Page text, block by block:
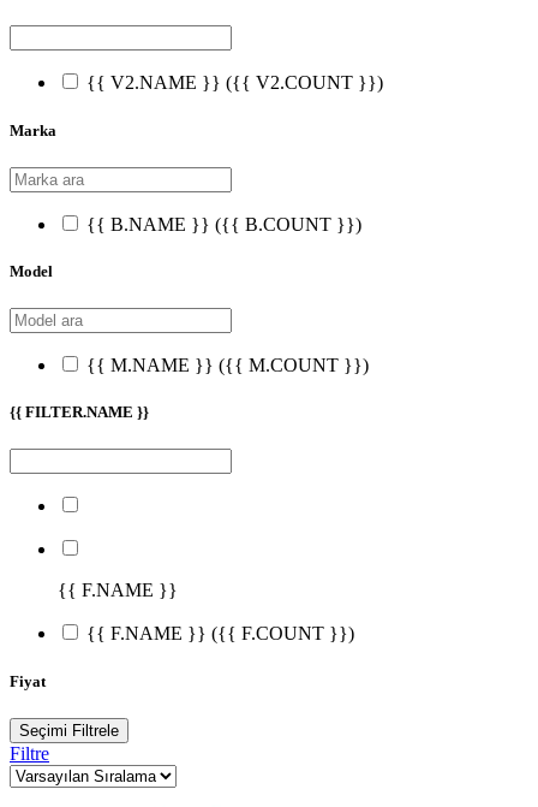
{{ V2.NAME }} ({{ V2.COUNT }})
Marka
{{ B.NAME }} ({{ B.COUNT }})
Model
{{ M.NAME }} ({{ M.COUNT }})
{{ FILTER.NAME }}
{{ F.NAME }}
{{ F.NAME }} ({{ F.COUNT }})
Fiyat
Seçimi Filtrele
Filtre